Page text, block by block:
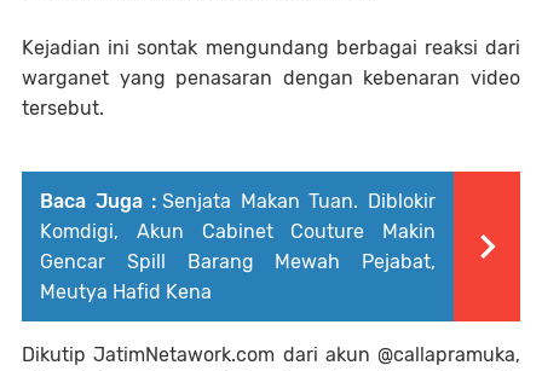
Kejadian ini sontak mengundang berbagai reaksi dari
warganet yang penasaran dengan kebenaran video
tersebut.
Baca Juga : Senjata Makan Tuan. Diblokir
Komdigi, Akun Cabinet Couture Makin
Gencar Spill Barang Mewah Pejabat,
Meutya Hafid Kena
Dikutip JatimNetawork.com dari akun @callapramuka,